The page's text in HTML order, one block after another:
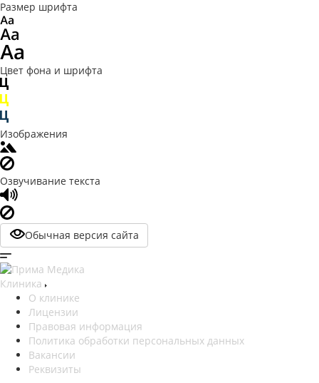
Размер шрифта
Цвет фона и шрифта
Изображения
Озвучивание текста
Обычная версия сайта
Клиника
О клинике
Лицензии
Правовая информация
Политика обработки персональных данных
Вакансии
Реквизиты